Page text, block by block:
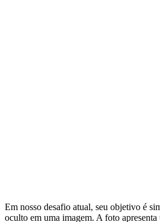
Em nosso desafio atual, seu objetivo é
oculto em uma imagem. A foto apresenta